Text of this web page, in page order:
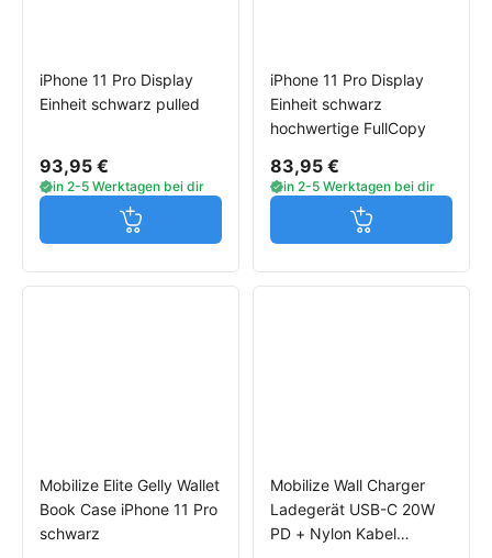
iPhone 11 Pro Display
Einheit schwarz pulled
93,95 €
in 2-5 Werktagen bei dir
Jetzt in den Warenkorb
iPhone 11 Pro Display
Einheit schwarz
hochwertige FullCopy
83,95 €
in 2-5 Werktagen bei dir
Jetzt in den
Mobilize Elite Gelly Wallet
Book Case iPhone 11 Pro
schwarz
Mobilize Wall Charger
Ladegerät USB-C 20W
PD + Nylon Kabel